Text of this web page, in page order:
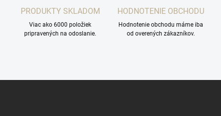
PRODUKTY SKLADOM
Viac ako 6000 položiek
pripravených na odoslanie.
HODNOTENIE OBCHODU
Hodnotenie obchodu máme iba
od overených zákazníkov.